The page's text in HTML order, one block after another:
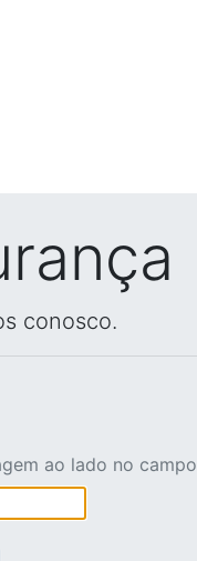
conosco.
ao lado no